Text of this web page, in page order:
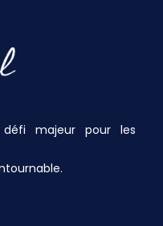
majeur pour les